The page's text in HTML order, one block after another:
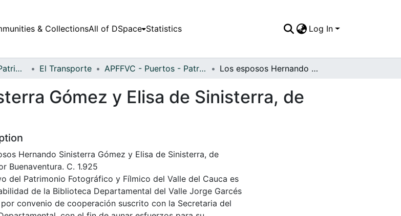
& CollectionsAll of DSpace Statistics Log In
Fondo Archivo del Patrimonio Fotográfico y Fílmico del Valle del Cauca El Transporte APFFVC - Puertos - Patrimonial Los esposos Hernando Sinisterra Gómez y Elisa de Sinisterra, de paseo por Buenaventura
Gómez y Elisa de Sinisterra, de
Hernando Sinisterra Gómez y Elisa de Sinisterra, de
Buenaventura. C. 1.925
del Patrimonio Fotográfico y Fílmico del Valle del Cauca es
de la Biblioteca Departamental del Valle Jorge Garcés
convenio de cooperación suscrito con la Secretaria del